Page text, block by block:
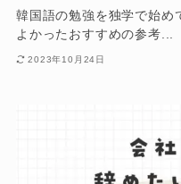
韓国語の勉強を独学で始め
よかったおすすめの参考...
2023年10月24日